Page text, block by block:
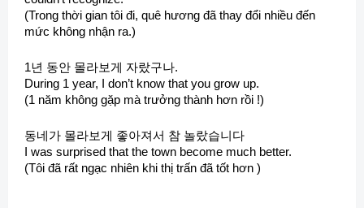
(Trong thời gian tôi đi, quê hương đã thay đổi nhiều đến
mức không nhận ra.)
1년 동안 몰라보게 자랐구나.
During 1 year, I don’t know that you grow up.
(1 năm không gặp mà trưởng thành hơn rồi !)
동네가 몰라보게 좋아져서 참 놀랐습니다
I was surprised that the town become much better.
(Tôi đã rất ngạc nhiên khi thị trấn đã tốt hơn )